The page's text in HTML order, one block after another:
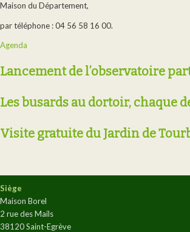
Maison du Département,
par téléphone : 04 56 58 16 00.
Agenda
Lancement de l’observatoire
Les busards au dortoir, chaque
Visite gratuite du Jardin de
Siège
Maison Borel
2 rue des Mails
38120 Saint-Egrève